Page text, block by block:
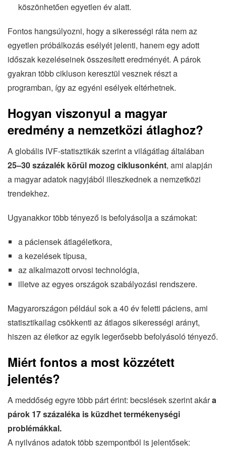
köszönhetően egyetlen év alatt.
Fontos hangsúlyozni, hogy a sikerességi ráta nem az
egyetlen próbálkozás esélyét jelenti, hanem egy adott
időszak kezeléseinek összesített eredményét. A párok
gyakran több cikluson keresztül vesznek részt a
programban, így az egyéni esélyek eltérhetnek.
Hogyan viszonyul a magyar
eredmény a nemzetközi átlaghoz?
A globális IVF-statisztikák szerint a világátlag általában
25–30 százalék körül mozog ciklusonként, ami alapján
a magyar adatok nagyjából illeszkednek a nemzetközi
trendekhez.
Ugyanakkor több tényező is befolyásolja a számokat:
a páciensek átlagéletkora,
a kezelések típusa,
az alkalmazott orvosi technológia,
illetve az egyes országok szabályozási rendszere.
Magyarországon például sok a 40 év feletti páciens, ami
statisztikailag csökkenti az átlagos sikerességi arányt,
hiszen az életkor az egyik legerősebb befolyásoló tényező.
Miért fontos a most közzétett
jelentés?
A meddőség egyre több párt érint: becslések szerint akára
párok 17 százaléka is küzdhet termékenységi
problémákkal.
A nyilvános adatok több szempontból is jelentősek: